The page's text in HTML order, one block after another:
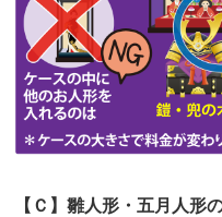
第53回人形供養祭
第52回人形供養祭
第51回人形供養祭
第50回人形供養祭
第49回人形供養祭
【Ｃ】雛人形・五月人形